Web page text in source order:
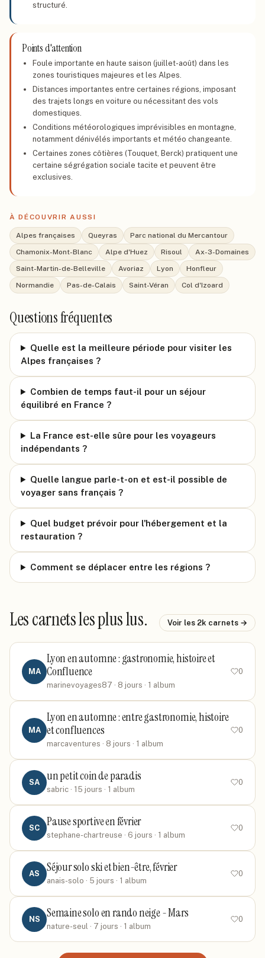
structuré.
Points d'attention
Foule importante en haute saison (juillet-août) dans les
zones touristiques majeures et les Alpes.
Distances importantes entre certaines régions, imposant
des trajets longs en voiture ou nécessitant des vols
domestiques.
Conditions météorologiques imprévisibles en montagne,
notamment dénivélés importants et météo changeante.
Certaines zones côtières (Touquet, Berck) pratiquent une
certaine ségrégation sociale tacite et peuvent être
exclusives.
À DÉCOUVRIR AUSSI
Alpes françaises Queyras
Parc national du Mercantour
Chamonix-Mont-Blanc
Alpe d'Huez Risoul
Ax-3-Domaines
Saint-Martin-de-Belleville
Avoriaz Lyon
Honfleur
Normandie
Pas-de-Calais Saint-Véran Col d'Izoard
Questions fréquentes
Quelle est la meilleure période pour visiter les
Alpes françaises ?
Combien de temps faut-il pour un séjour
équilibré en France ?
La France est-elle sûre pour les voyageurs
indépendants ?
Quelle langue parle-t-on et est-il possible de
voyager sans français ?
Quel budget prévoir pour l'hébergement et la
restauration ?
Comment se déplacer entre les régions ?
Les carnets les plus lus. Voir les 2k carnets →
MA
Lyon en automne : gastronomie, histoire et
Confluence
marinevoyages87 · 8 jours · 1 album
0
MA
Lyon en automne : entre gastronomie, histoire
et confluences
marcaventures · 8 jours · 1 album
0
SA un petit coin de paradis
sabric · 15 jours · 1 album
0
SC Pause sportive en février
stephane-chartreuse · 6 jours · 1 album
0
AS Séjour solo ski et bien-être, février
anais-solo · 5 jours · 1 album
0
NS Semaine solo en rando neige - Mars
nature-seul · 7 jours · 1 album
0